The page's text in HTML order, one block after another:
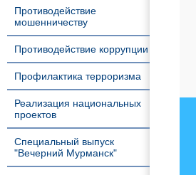
Противодействие
мошенничеству
Противодействие коррупции
Профилактика терроризма
Реализация национальных
проектов
Специальный выпуск
"Вечерний Мурманск"